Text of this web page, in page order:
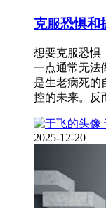
克服恐惧和
想要克服恐惧
一点通常无法
是生老病死的
控的未来。反
2025-12-20